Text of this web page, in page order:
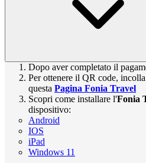
Dopo aver completato il
Per ottenere il QR code,
questa Pagina Fonia Travel
Scopri come installare l'Fonia
dispositivo:
Android
IOS
iPad
Windows 11